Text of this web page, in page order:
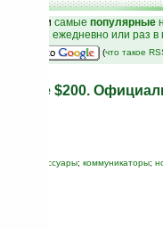
и самые популярные
на email ежедневно или раз
(что такое
цене $200.
аксессуары; коммуникаторы;